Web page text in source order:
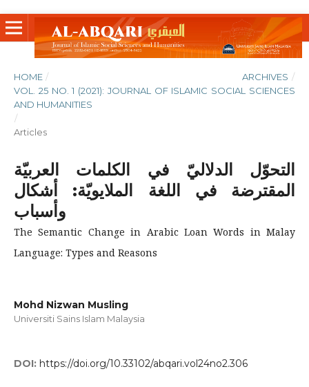
HOME / ARCHIVES /
VOL. 25 NO. 1 (2021): JOURNAL OF ISLAMIC SOCIAL SCIENCES
AND HUMANITIES
/
Articles
التحوّل الدلاليّ في الكلمات العربيّة
المقترضة في اللغة الملايويّة: أشكال
وأسباب
The Semantic Change in Arabic Loan Words in Malay
Language: Types and Reasons
Mohd Nizwan Musling
Universiti Sains Islam Malaysia
DOI: https://doi.org/10.33102/abqari.vol24no2.306